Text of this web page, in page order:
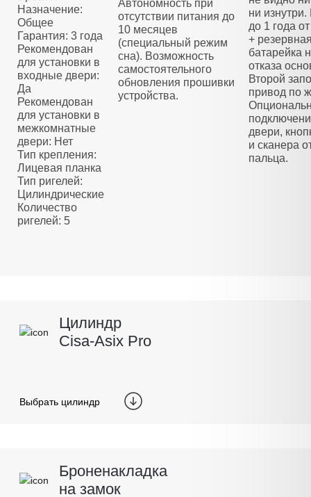
Назначение:
Общее
Гарантия: 3 года
Рекомендован
для установки в
входные двери:
Да
Рекомендован
для установки в
межкомнатные
двери: Нет
Тип крепления:
Лицевая планка
Тип ригелей:
Цилиндрические
Количество
ригелей: 5
Автономность при
отсутствии питания до
10 месяцев
(специальный режим
сна). Возможность
самостоятельного
обновления прошивки
устройства.
ни изнутри.
до 1 года
+
батарейка
отказа
Второй
привод по
двери,
и сканера
пальца.
Цилиндр
Cisa-Asix Pro
Выбрать цилиндр
Броненакладка
на замок